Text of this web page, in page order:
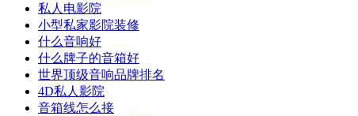
私人电影院
小型私家影院装修
什么音响好
什么牌子的音箱好
世界顶级音响品牌排名
4D私人影院
音箱线怎么接